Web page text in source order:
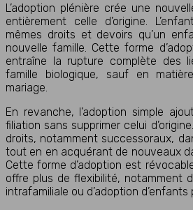
L’adoption plénière crée une
entièrement celle d’origine.
mêmes droits et devoirs qu’un
nouvelle famille. Cette forme
entraîne la rupture complète des
famille biologique, sauf en
mariage.
En revanche, l’adoption simple
filiation sans supprimer celui
droits, notamment successoraux,
tout en en acquérant de nouveaux
Cette forme d’adoption est
offre plus de flexibilité, notamment
intrafamiliale ou d’adoption d’enfants